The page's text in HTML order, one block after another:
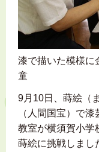
漆で描いた模様に
童
9月10日、蒔絵（
（人間国宝）で
教室が横須賀小学
蒔絵に挑戦しまし